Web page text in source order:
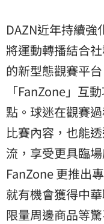
DAZN近年持續強
將運動轉播結合
的新型態觀賽平
「FanZone」互
點。球迷在觀賽
比賽內容，也能
流，享受更具臨
FanZone 更推出
就有機會獲得中
限量周邊商品等